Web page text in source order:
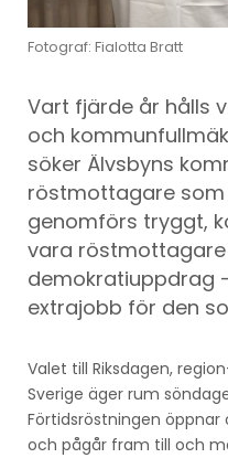
Fotograf: Fialotta Bratt
Vart fjärde år hålls
och
söker Älvsbyns
röstmottagare
genomförs tryggt,
vara
demokratiuppdrag
extrajobb för den
Valet till Riksdagen,
Sverige äger rum
Förtidsröstningen öppnar
och pågår fram till och